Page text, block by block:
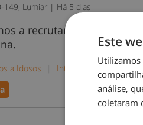
149, Lumiar | Há 5 dias
a recrutar um Ajudante
a Idosos
Internas
Este
Utilizamos
análise,
coletaram